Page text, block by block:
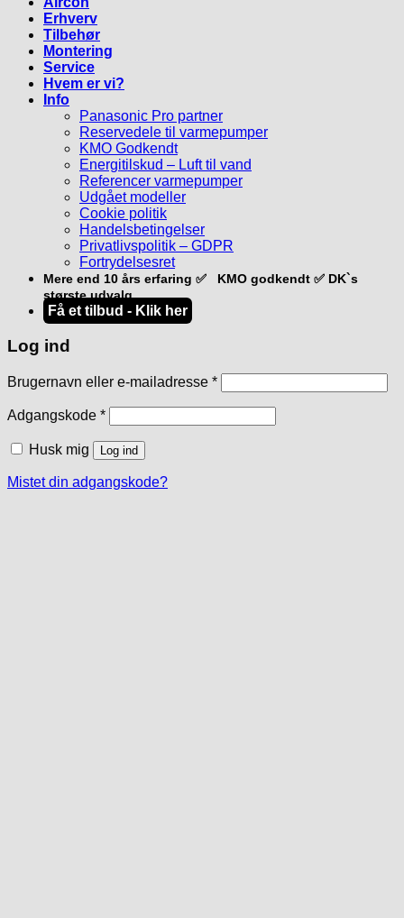
Erhverv
Tilbehør
Montering
Service
Hvem er vi?
Info
Panasonic Pro partner
Reservedele til varmepumper
KMO Godkendt
Energitilskud – Luft til vand
Referencer varmepumper
Udgået modeller
Cookie politik
Handelsbetingelser
Privatlivspolitik – GDPR
Fortrydelsesret
Mere end 10 års erfaring ✅ KMO godkendt ✅ DK`s
største udvalg
Få et tilbud - Klik her
Log ind
Brugernavn eller e-mailadresse *Påkrævet
Adgangskode *Påkrævet
Husk mig Log ind
Mistet din adgangskode?